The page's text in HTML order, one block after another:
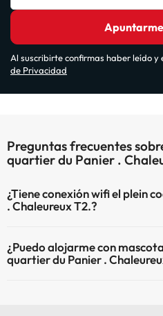
Apuntarme
Al suscribirte confirmas haber leído y
de Privacidad
Preguntas frecuentes
quartier du Panier .
¿Tiene conexión wifi el plein
. Chaleureux T2.?
Fi.
¿Puedo alojarme con
quartier du Panier .